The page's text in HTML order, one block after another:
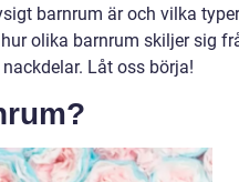
barnrum är och vilka
olika barnrum skiljer sig
Låt oss börja!